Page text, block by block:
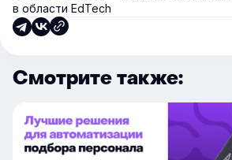
в области EdTech
Смотрите также: